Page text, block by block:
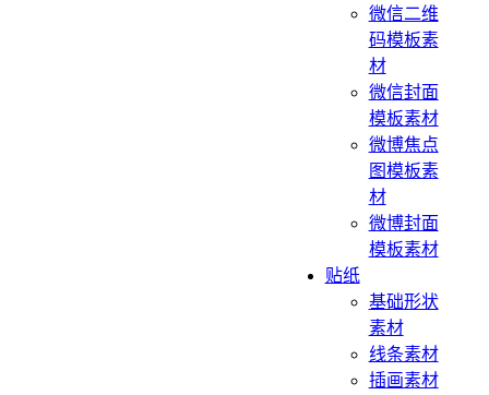
微信二维
码模板素
材
微信封面
模板素材
微博焦点
图模板素
材
微博封面
模板素材
贴纸
基础形状
素材
线条素材
插画素材